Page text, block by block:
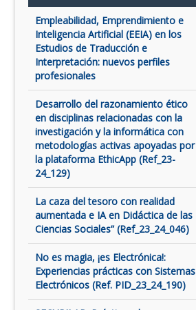
Empleabilidad, Emprendimiento e
Inteligencia Artificial (EEIA) en los
Estudios de Traducción e
Interpretación: nuevos perfiles
profesionales
Desarrollo del razonamiento ético
en disciplinas relacionadas con la
investigación y la informática con
metodologías activas apoyadas por
la plataforma EthicApp (Ref_23-
24_129)
La caza del tesoro con realidad
aumentada e IA en Didáctica de las
Ciencias Sociales” (Ref_23_24_046)
No es magia, ¡es Electrónica!:
Experiencias prácticas con Sistemas
Electrónicos (Ref. PID_23_24_190)